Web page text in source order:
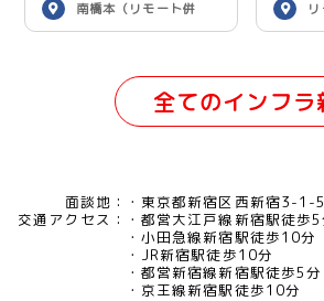
南橋本（リモート併
用）
全てのインフラ
面談地：
東京都新宿区西新宿3-1-
交通アクセス：
都営大江戸線新宿駅徒歩5
小田急線新宿駅徒歩10分
JR新宿駅徒歩10分
都営新宿線新宿駅徒歩5分
京王線新宿駅徒歩10分